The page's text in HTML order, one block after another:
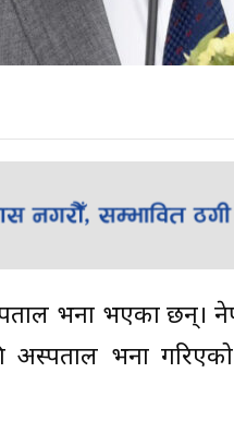
भर्ना भएका छन्।
भर्ना